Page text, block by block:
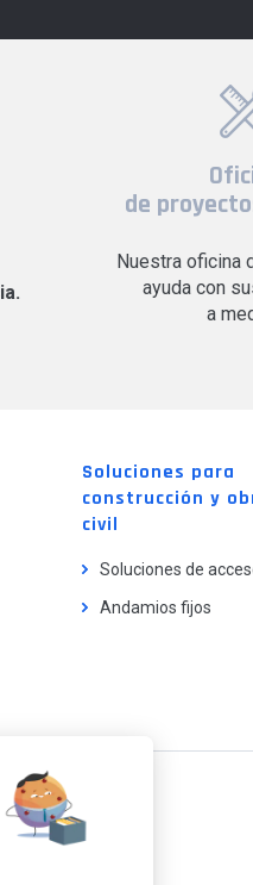
de
Nuestra oficina
ayuda con
a
Soluciones para
construcción y
civil
Soluciones de
Andamios fijos